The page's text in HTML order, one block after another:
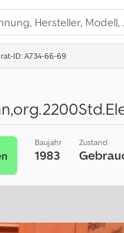
ID: A734-66-69
Baujahr
1983
Zustand